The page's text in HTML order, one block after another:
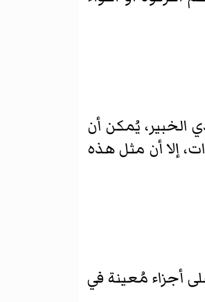
2,5 و30 سم ، وطولها بين 4,5 و 9م. وتحت أيدي الخبير، يُمكن أن
إلا أن مثل هذه
مُعينة في